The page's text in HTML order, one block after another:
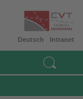
Intranet
Deutsch